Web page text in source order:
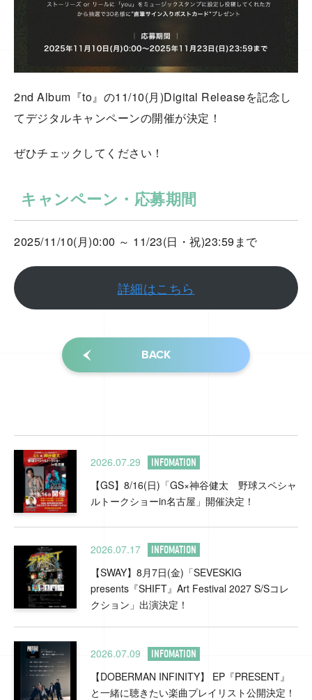
2nd Album『to』の11/10(月)Digital Releaseを記念し
てデジタルキャンペーンの開催が決定！
ぜひチェックしてください！
キャンペーン・応募期間
2025/11/10(月)0:00 ～ 11/23(日・祝)23:59まで
詳細はこちら
BACK
2026.07.29 INFOMATION
【GS】8/16(日)「GS×神谷健太 野球スペシャ
ルトークショーin名古屋」開催決定！
2026.07.17 INFOMATION
【SWAY】8月7日(金)「SEVESKIG
presents『SHIFT』Art Festival 2027 S/Sコレ
クション」出演決定！
2026.07.09 INFOMATION
【DOBERMAN INFINITY】 EP『PRESENT』
と一緒に聴きたい楽曲プレイリスト公開決定！